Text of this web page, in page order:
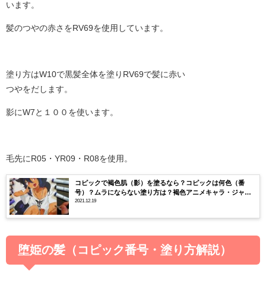
います。
髪のつやの赤さをRV69を使用しています。
塗り方はW10で黒髪全体を塗りRV69で髪に赤い
つやをだします。
影にW7と１００を使います。
毛先にR05・YR09・R08を使用。
コピックで褐色肌（影）を塗るなら？コピックは何色（番
号）？ムラにならない塗り方は？褐色アニメキャラ・ジャヒ
ー様を描いてみた。
2021.12.19
堕姫の髪（コピック番号・塗り方解説）